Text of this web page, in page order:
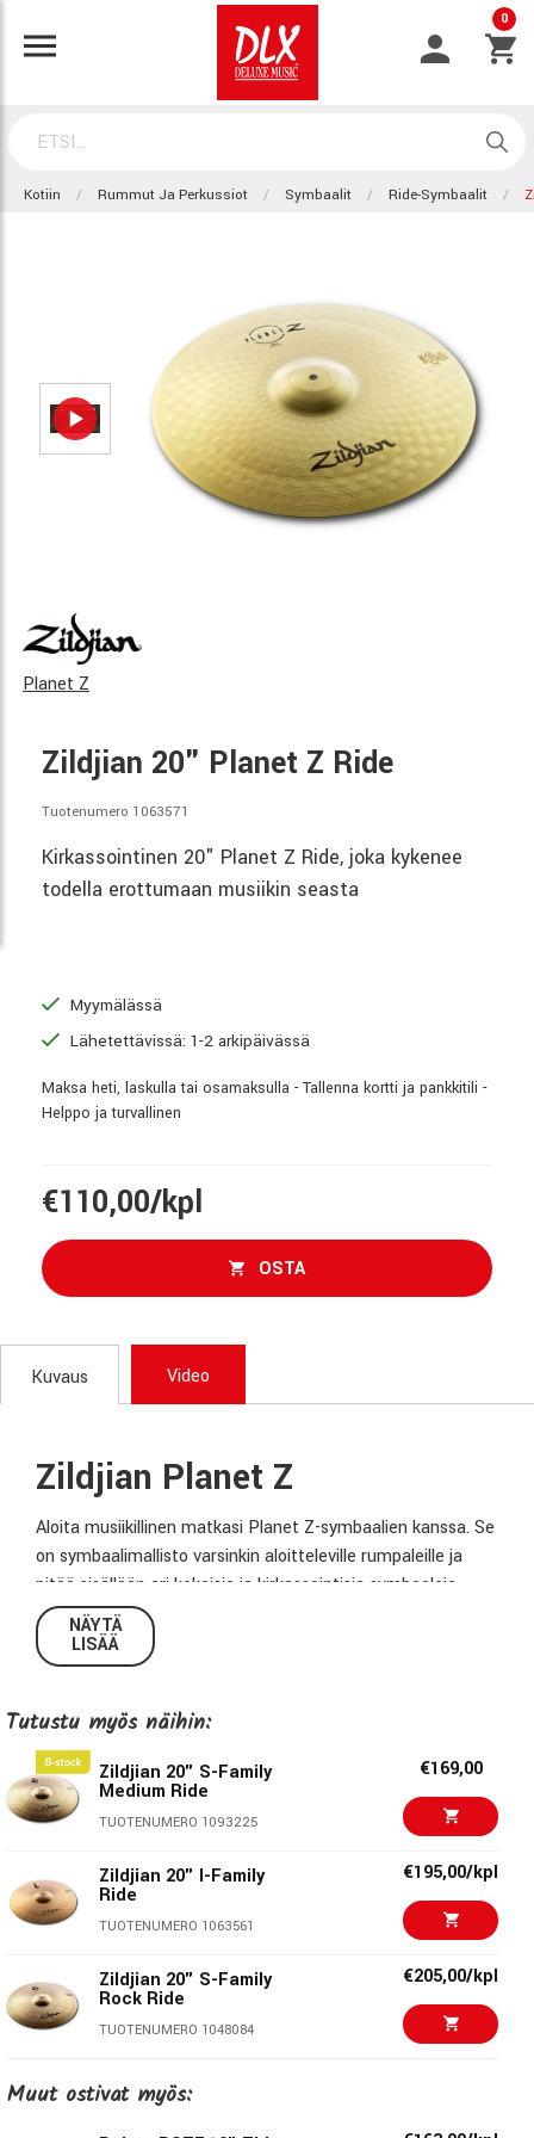
0
Kotiin Rummut Ja Perkussiot Symbaalit Ride-Symbaalit
Planet Z
Zildjian 20" Planet Z Ride
Tuotenumero 1063571
Kirkassointinen 20" Planet Z Ride, joka kykenee
todella erottumaan musiikin seasta
Myymälässä
Lähetettävissä: 1-2 arkipäivässä
Maksa heti, laskulla tai osamaksulla - Tallenna kortti ja pankkitili -
Helppo ja turvallinen
€110,00/kpl
OSTA
Kuvaus Video
Zildjian Planet Z
Aloita musiikillinen matkasi Planet Z-symbaalien kanssa. Se
on symbaalimallisto varsinkin aloitteleville rumpaleille ja
pitää sisällään eri kokoisia ja kirkassointisia symbaaleja.
Tutustu Planet Z:n ja koko Zildjian-äänimaailman kattavaan
universumiin!
erottumaan musiikin seasta. Symbaalin heavy-painoluokka
mahdollistaa erinomaisen kapulanvasteen ja kontrolloidun
soinnin.
Tekniset tiedot:
Malli:
ZP20R
Paksuus:
Zildjian - Genuine Turkish Cymbals
NÄYTÄ
LISÄÄ
Tutustu myös näihin:
Zildjian 20" S-Family
Medium Ride
TUOTENUMERO 1093225
€169,00
Zildjian 20" I-Family
Ride
TUOTENUMERO 1063561
€195,00/kpl
Zildjian 20" S-Family
Rock Ride
TUOTENUMERO 1048084
€205,00/kpl
Zildjian 20" S Dark
Ride
TUOTENUMERO 1081903
Muut ostivat myös: